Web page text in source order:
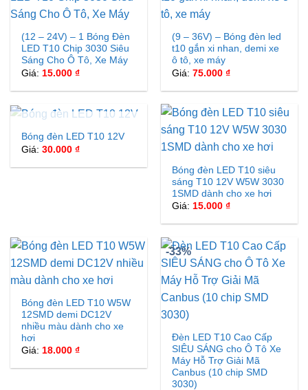
(12 – 24V) – 1 Bóng Đèn
LED T10 Chip 3030 Siêu
Sáng Cho Ô Tô, Xe Máy
Giá: 15.000₫
(9 – 36V) – Bóng đèn led
t10 gắn xi nhan, demi xe
ô tô, xe máy
Giá:75.000₫
HẾT HÀNG
Bóng đèn LED T10 12V
Giá:30.000₫
Bóng đèn LED T10 siêu
sáng T10 12V W5W 3030
1SMD dành cho xe hơi
Giá: 15.000₫
Bóng đèn LED T10 W5W
12SMD demi DC12V
nhiều màu dành cho xe
hơi
Giá:18.000₫
-33%
Đèn LED T10 Cao Cấp
SIÊU SÁNG cho Ô Tô Xe
Máy Hỗ Trợ Giải Mã
Canbus (10 chip SMD
3030)